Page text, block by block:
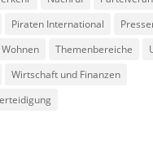
Piraten International
Themenbereiche
Wirtschaft und Finanzen